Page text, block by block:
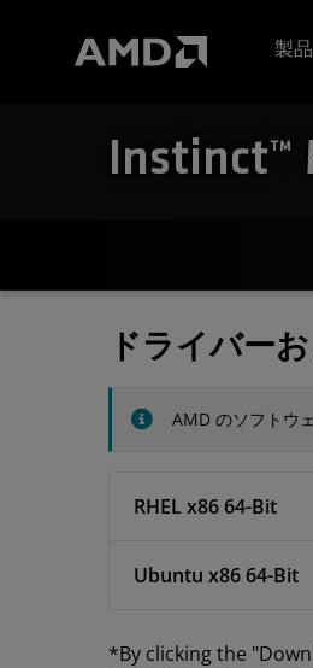
製品
Instinct™
ドライバー
AMD のソフトウ
RHEL x86 64-Bit
Ubuntu x86 64-Bit
*By clicking the